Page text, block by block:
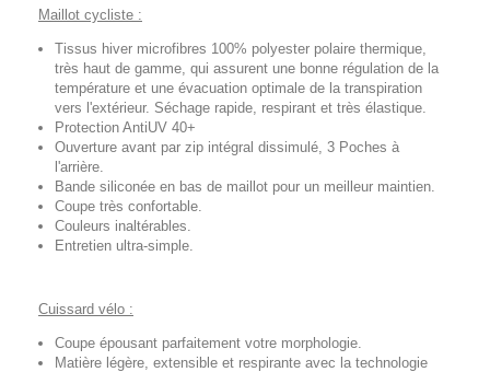
Maillot cycliste :
Tissus hiver microfibres 100% polyester polaire thermique,
très haut de gamme, qui assurent une bonne régulation de la
température et une évacuation optimale de la transpiration
vers l'extérieur. Séchage rapide, respirant et très élastique.
Protection AntiUV 40+
Ouverture avant par zip intégral dissimulé, 3 Poches à
l'arrière.
Bande siliconée en bas de maillot pour un meilleur maintien.
Coupe très confortable.
Couleurs inaltérables.
Entretien ultra-simple.
Cuissard vélo :
Coupe épousant parfaitement votre morphologie.
Matière légère, extensible et respirante avec la technologie